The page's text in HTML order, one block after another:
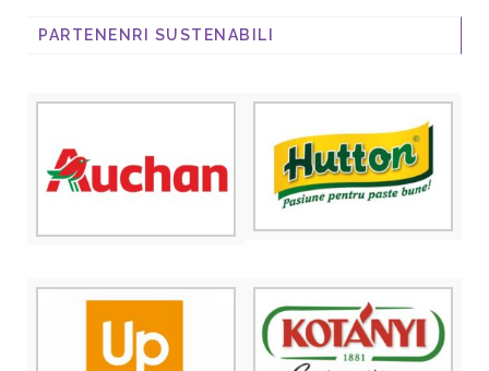
PARTENENRI SUSTENABILI